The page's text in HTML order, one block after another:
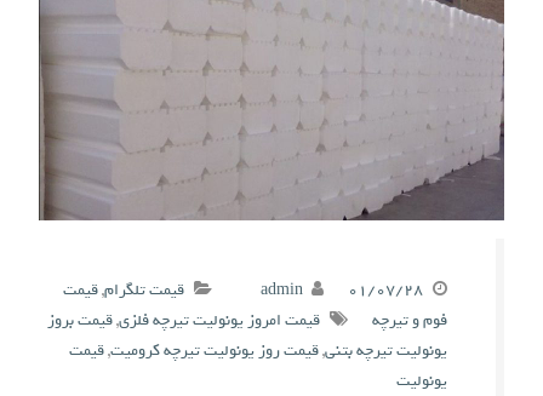
۰۱/۰۷/۲۸ admin قیمت تلگرام,قیمت
فوم و تیرچه
قیمت امروز یونولیت تیرچه فلزی,قیمت بروز
یونولیت تیرچه بتنی,قیمت روز یونولیت تیرچه کرومیت,قیمت
یونولیت